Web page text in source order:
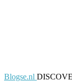
Blogse.nl